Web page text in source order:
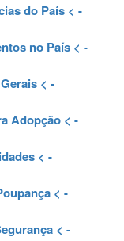
do País < -
no País < -
< -
Adopção < -
< -
< -
< -